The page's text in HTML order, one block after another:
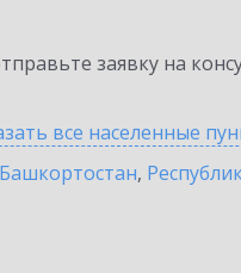
заявку на
все населенные
,